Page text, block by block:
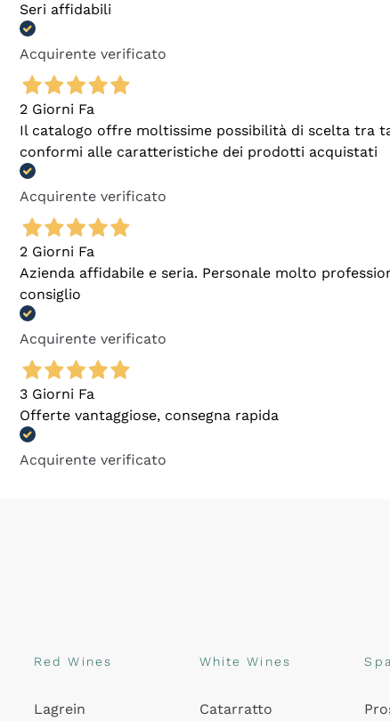
Seri affidabili
Acquirente verificato
2 Giorni Fa
Il catalogo offre moltissime possibilità di scelta tra
conformi alle caratteristiche dei prodotti acquistati
Acquirente verificato
2 Giorni Fa
Azienda affidabile e seria. Personale molto
consiglio
Acquirente verificato
3 Giorni Fa
Offerte vantaggiose, consegna rapida
Acquirente verificato
Red Wines
Lagrein
White Wines
Catarratto